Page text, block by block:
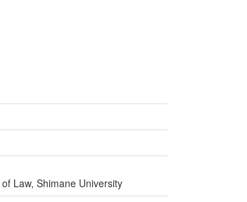
Law, Shimane University